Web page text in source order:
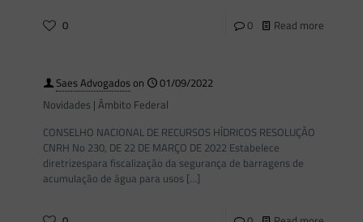
0 0 Read more
Saes Advogadoson
01/09/2022
Novidades | Âmbito Federal
CONSELHO NACIONAL DE RECURSOS HÍDRICOS RESOLUÇÃO
CNRH No 230, DE 22 DE MARÇO DE 2022 Estabelece
diretrizespara fiscalização da segurança de barragens de
acumulação de água para usos […]